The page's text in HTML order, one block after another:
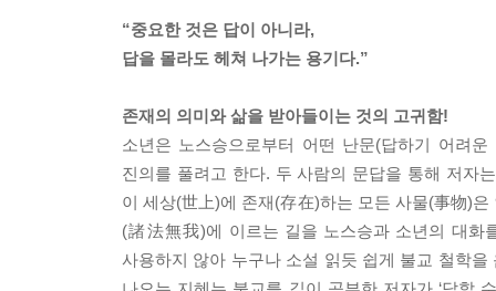
노스승의 낮은 목소리는 조금 강해졌다.
“이해하려고 생각하는 것이 오만의 벌을 받게 되
“스승님은 지금이라도 신을 믿고 싶으신가요?”
“그것은 꿈이고, 동경이다. 그러나 나는 계속 찾아
“지금도요?”
“그때부터 지금까지. 그리고 앞으로도.”
두 사람은 잠시 말을 하지 않았다._p.70
“중요한 것은 답이 아니라,
답을 몰라도 헤쳐 나가는 용기다.”
존재의 의미와 삶을 받아들이는 것의 고귀함!
소년은 노스승으로부터 어떤 난문(답하기 어려
진의를 풀려고 한다. 두 사람의 문답을 통해 저자
이 세상(世上)에 존재(存在)하는 모든 사물(事物)
(諸法無我)에 이르는 길을 노스승과 소년의 대화
사용하지 않아 누구나 소설 읽듯 쉽게 불교 철학